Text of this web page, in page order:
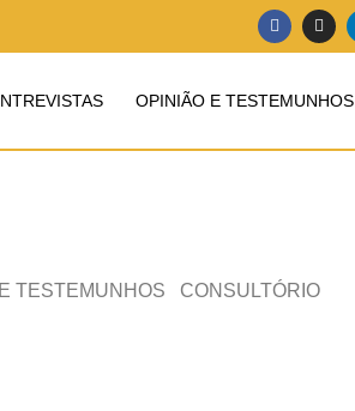
OPINIÃO E TESTEMUNHOS
TESTEMUNHOS CONSULTÓRIO